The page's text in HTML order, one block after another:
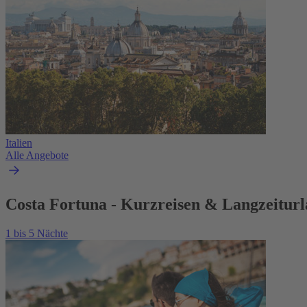
Italien
Alle Angebote
Costa Fortuna - Kurzreisen &
1 bis 5 Nächte